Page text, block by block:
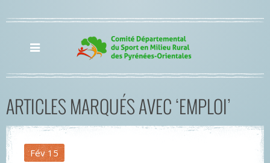
ARTICLES MARQUÉS AVEC ‘EMPLOI’
Fév 15